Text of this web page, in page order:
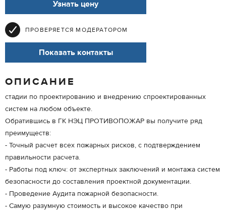
Узнать цену
ПРОВЕРЯЕТСЯ МОДЕРАТОРОМ
Показать контакты
ОПИСАНИЕ
стадии по проектированию и внедрению спроектированных
систем на любом объекте.
Обратившись в ГК НЭЦ ПРОТИВОПОЖАР вы получите ряд
преимуществ:
- Точный расчет всех пожарных рисков, с подтверждением
правильности расчета.
- Работы под ключ: от экспертных заключений и монтажа систем
безопасности до составления проектной документации.
- Проведение Аудита пожарной безопасности.
- Самую разумную стоимость и высокое качество при